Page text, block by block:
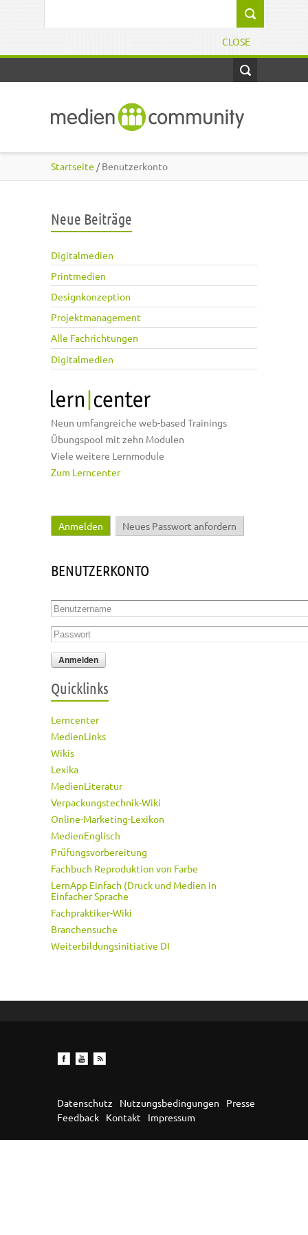
CLOSE
Startseite / Benutzerkonto
Neue Beiträge
Digitalmedien
Printmedien
Designkonzeption
Projektmanagement
Alle Fachrichtungen
Digitalmedien
Neun umfangreiche web-based Trainings
Übungspool mit zehn Modulen
Viele weitere Lernmodule
Zum Lerncenter
Haupt-Reiter
Anmelden (aktiver Reiter)
Neues Passwort anfordern
BENUTZERKONTO
Benutzername
Passwort
Quicklinks
Lerncenter
MedienLinks
Wikis
Lexika
MedienLiteratur
Verpackungstechnik-Wiki
Online-Marketing-Lexikon
MedienEnglisch
Prüfungsvorbereitung
Fachbuch Reproduktion von Farbe
LernApp Einfach (Druck und Medien in
Einfacher Sprache
Fachpraktiker-Wiki
Branchensuche
Weiterbildungsinitiative DI
Datenschutz Nutzungsbedingungen
Presse
Feedback
Kontakt Impressum